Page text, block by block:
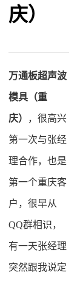
庆）
万通板超声波
模具（重
庆） ，很高兴
第一次与张经
理合作，也是
第一个重庆客
户，很早从
QQ群相识，
有一天张经理
突然跟我说定